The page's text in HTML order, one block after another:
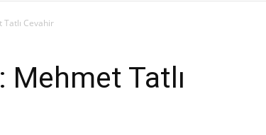
Tatlı Cevahir
Mehmet Tatlı